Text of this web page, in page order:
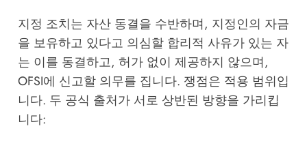
지정 조치는 자산 동결을 수반하며, 지정인의 자금
을 보유하고 있다고 의심할 합리적 사유가 있는 자
는 이를 동결하고, 허가 없이 제공하지 않으며,
OFSI에 신고할 의무를 집니다. 쟁점은 적용 범위입
니다. 두 공식 출처가 서로 상반된 방향을 가리킵
니다: